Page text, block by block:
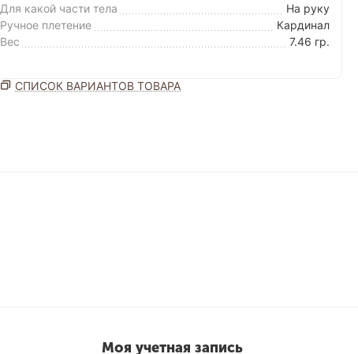
Для какой части тела
На руку
Ручное плетение
Кардинал
Вес
7.46 гр.
СПИСОК ВАРИАНТОВ ТОВАРА
Моя учетная запись